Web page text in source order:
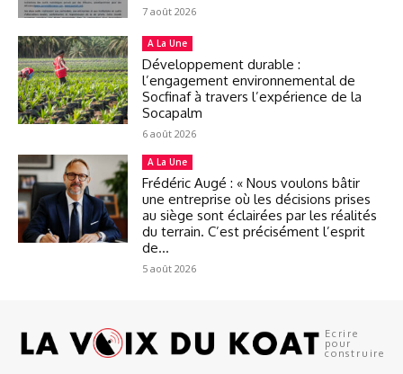
7 août 2026
A La Une
Développement durable :
l’engagement environnemental de
Socfinaf à travers l’expérience de la
Socapalm
6 août 2026
A La Une
Frédéric Augé : « Nous voulons bâtir
une entreprise où les décisions prises
au siège sont éclairées par les réalités
du terrain. C’est précisément l’esprit
de...
5 août 2026
Ecrire
pour
construire